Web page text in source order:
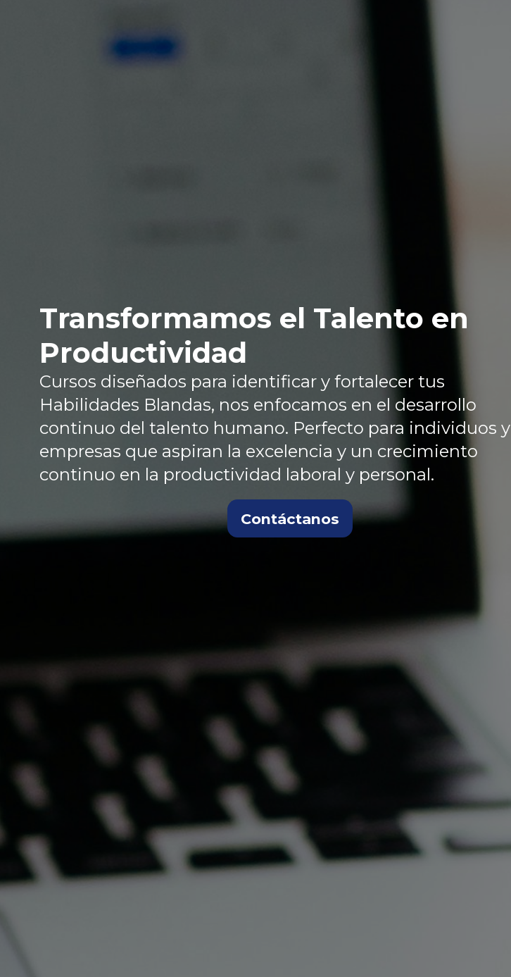
Transformamos el Talento en
Productividad
Cursos diseñados para identificar y fortalecer tus
Habilidades Blandas, nos enfocamos en el desarrollo
continuo del talento humano. Perfecto para individuos y
empresas que aspiran la excelencia y un crecimiento
continuo en la productividad laboral y personal.
Contáctanos